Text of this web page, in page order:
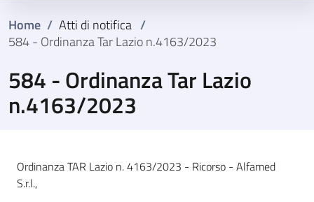
Home / Atti di notifica /
584 - Ordinanza Tar Lazio n.4163/2023
584 - Ordinanza Tar Lazio
n.4163/2023
Ordinanza TAR Lazio n. 4163/2023 - Ricorso - Alfamed
S.r.l.,